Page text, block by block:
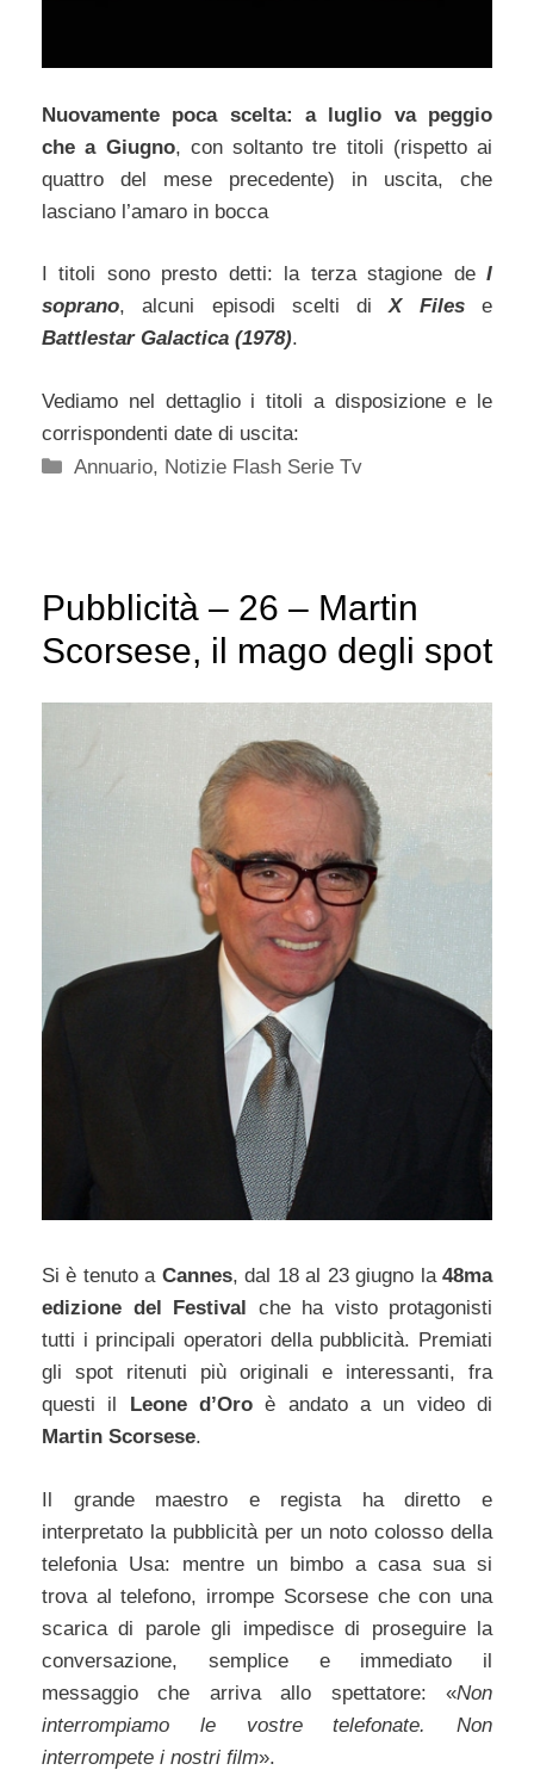
Nuovamente poca scelta: a luglio va peggio
che a Giugno, con soltanto tre titoli (rispetto ai
quattro del mese precedente) in uscita, che
lasciano l’amaro in bocca
I titoli sono presto detti: la terza stagione de I
soprano, alcuni episodi scelti diX Filese
Battlestar Galactica (1978).
Vediamo nel dettaglio i titoli a disposizione e le
corrispondenti date di uscita:
Categorie
Annuario, Notizie Flash Serie Tv
Pubblicità – 26 – Martin
Scorsese, il mago degli spot
Si è tenuto a Cannes, dal 18 al 23 giugno la48ma
edizione del Festival
che ha visto protagonisti
tutti i principali operatori della pubblicità. Premiati
gli spot ritenuti più originali e interessanti, fra
questi il
Leone d’Oro è andato a un video di
Martin Scorsese.
Il grande maestro e regista ha diretto e
interpretato la pubblicità per un noto colosso della
telefonia Usa: mentre un bimbo a casa sua si
trova al telefono, irrompe Scorsese che con una
scarica di parole gli impedisce di proseguire la
conversazione, semplice e immediato il
messaggio che arriva allo spettatore: «Non
interrompiamo le vostre telefonate. Non
interrompete i nostri film».